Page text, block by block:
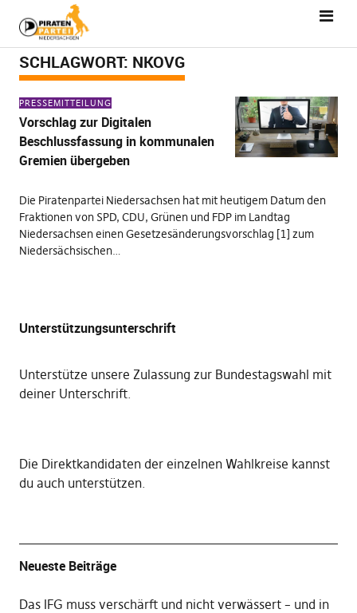
SCHLAGWORT: NKOVG
PRESSEMITTEILUNG
Vorschlag zur Digitalen
Beschlussfassung in kommunalen
Gremien übergeben
Die Piratenpartei Niedersachsen hat mit heutigem Datum den
Fraktionen von SPD, CDU, Grünen und FDP im Landtag
Niedersachsen einen Gesetzesänderungsvorschlag [1] zum
Niedersächsischen…
Unterstützungsunterschrift
Unterstütze unsere Zulassung zur Bundestagswahl mit
deiner Unterschrift.
Die Direktkandidaten der einzelnen Wahlkreise kannst
du auch unterstützen.
Neueste Beiträge
Das IFG muss verschärft und nicht verwässert – und in